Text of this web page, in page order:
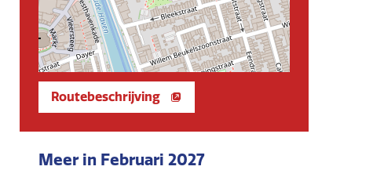
Routebeschrijving
Meer in Februari 2027